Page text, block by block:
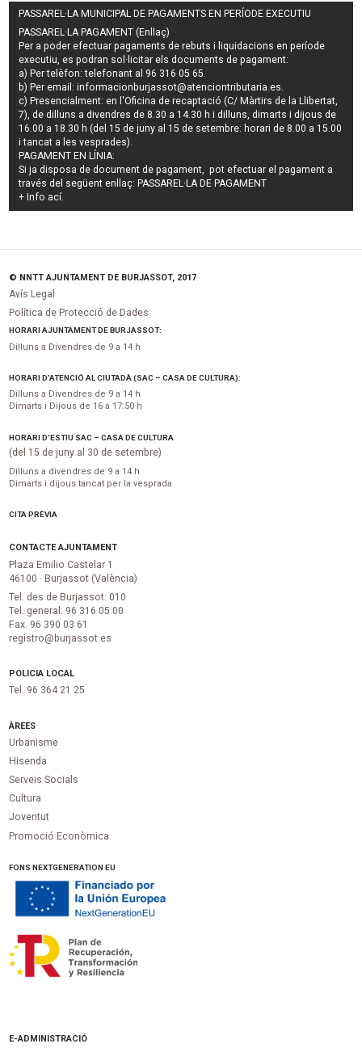
PASSAREL·LA MUNICIPAL DE PAGAMENTS EN PERÍODE EXECUTIU
PASSAREL·LA PAGAMENT (Enllaç)
Per a poder efectuar pagaments derebuts i liquidacions en període
executiu, es podran sol·licitar els documents de pagament:
a) Per telèfon: telefonant al 96 316 05 65.
b) Per email:informacionburjassot@atenciontributaria.es.
c) Presencialment: en l'Oficina de recaptació (C/ Màrtirs de la Llibertat,
7), de dilluns a divendres de 8.30 a 14.30 h i dilluns, dimarts i dijous de
16.00 a 18.30 h (del 15 de juny al 15 de setembre: horari de 8.00 a 15.00
i tancat a les vesprades).
PAGAMENT EN LÍNIA:
Si ja disposa de document de pagament, pot efectuar el pagament a
través del següent enllaç: PASSAREL·LA DE PAGAMENT
+ Info ací.
© NNTT AJUNTAMENT DE BURJASSOT, 2017
Avís Legal
Política de Protecció de Dades
HORARI AJUNTAMENT DE BURJASSOT:
Dilluns a Divendres de 9 a 14 h
HORARI D’ATENCIÓ AL CIUTADÀ (SAC – CASA DE CULTURA):
Dilluns a Divendres de 9 a 14 h
Dimarts i Dijous de 16 a 17:50 h
HORARI D’ESTIU SAC – CASA DE CULTURA
(del 15 de juny al 30 de setembre)
Dilluns a divendres de 9 a 14 h
Dimarts i dijous tancat per la vesprada
CITA PRÈVIA
CONTACTE AJUNTAMENT
Plaza Emilio Castelar 1
46100 · Burjassot (València)
Tel. des de Burjassot: 010
Tel. general: 96 316 05 00
Fax. 96 390 03 61
registro@burjassot.es
POLICIA LOCAL
Tel. 96 364 21 25
ÀREES
Urbanisme
Hisenda
Serveis Socials
Cultura
Joventut
Promoció Econòmica
FONS NEXTGENERATION EU
E-ADMINISTRACIÓ